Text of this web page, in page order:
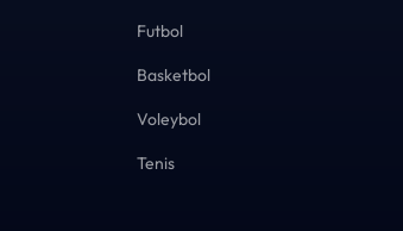
Futbol
Basketbol
Voleybol
Tenis